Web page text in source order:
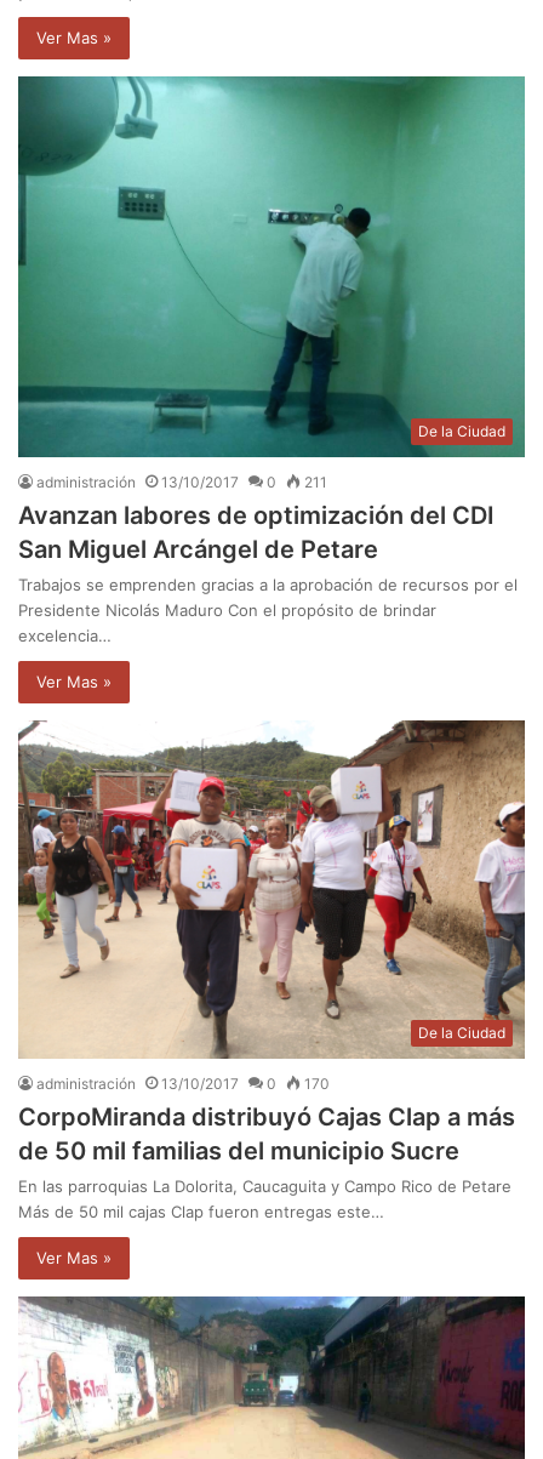
Ver Mas »
De la Ciudad
administración 13/10/2017 0 211
Avanzan labores de optimización del CDI
San Miguel Arcángel de Petare
Trabajos se emprenden gracias a la aprobación de recursos por el
Presidente Nicolás Maduro Con el propósito de brindar
excelencia…
Ver Mas »
De la Ciudad
administración 13/10/2017 0 170
CorpoMiranda distribuyó Cajas Clap a más
de 50 mil familias del municipio Sucre
En las parroquias La Dolorita, Caucaguita y Campo Rico de Petare
Más de 50 mil cajas Clap fueron entregas este…
Ver Mas »